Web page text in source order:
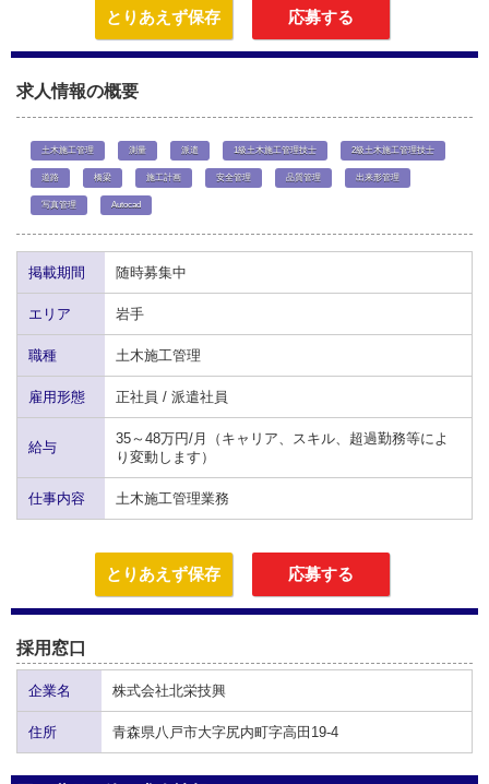
とりあえず保存 応募する
求人情報の概要
土木施工管理 測量 派遣 1級土木施工管理技士 2級土木施工管理技士
道路 橋梁 施工計画 安全管理 品質管理 出来形管理
写真管理 Autocad
掲載期間 随時募集中
エリア 岩手
職種 土木施工管理
雇用形態 正社員 / 派遣社員
給与
35～48万円/月（キャリア、スキル、超過勤務等によ
り変動します）
仕事内容 土木施工管理業務
とりあえず保存 応募する
採用窓口
企業名 株式会社北栄技興
住所 青森県八戸市大字尻内町字高田19-4